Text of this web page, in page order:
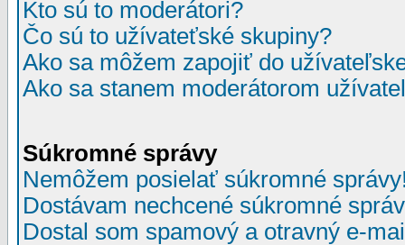
Kto sú to moderátori?
Čo sú to užívateťské skupiny?
Ako sa môžem zapojiť do
Ako sa stanem moderátorom
Súkromné správy
Nemôžem posielať súkromné
Dostávam nechcené súkromné
Dostal som spamový a otravný e-